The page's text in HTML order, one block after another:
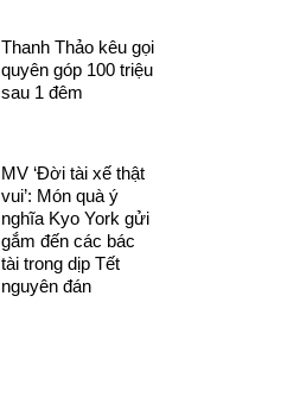
Thanh Thảo kêu gọi
quyên góp 100 triệu
sau 1 đêm
MV ‘Đời tài xế thật
vui’: Món quà ý
nghĩa Kyo York gửi
gắm đến các bác
tài trong dịp Tết
nguyên đán